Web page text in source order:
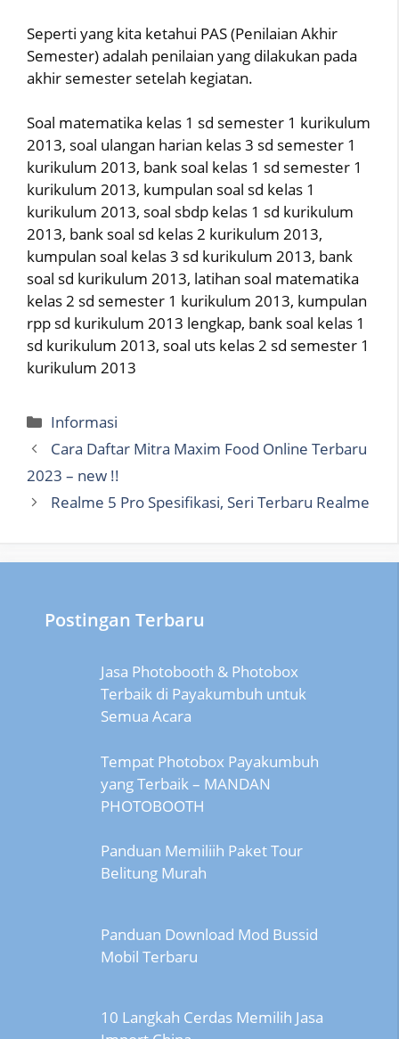
Seperti yang kita ketahui PAS (Penilaian Akhir
Semester) adalah penilaian yang dilakukan pada
akhir semester setelah kegiatan.
Soal matematika kelas 1 sd semester 1 kurikulum
2013, soal ulangan harian kelas 3 sd semester 1
kurikulum 2013, bank soal kelas 1 sd semester 1
kurikulum 2013, kumpulan soal sd kelas 1
kurikulum 2013, soal sbdp kelas 1 sd kurikulum
2013, bank soal sd kelas 2 kurikulum 2013,
kumpulan soal kelas 3 sd kurikulum 2013, bank
soal sd kurikulum 2013, latihan soal matematika
kelas 2 sd semester 1 kurikulum 2013, kumpulan
rpp sd kurikulum 2013 lengkap, bank soal kelas 1
sd kurikulum 2013, soal uts kelas 2 sd semester 1
kurikulum 2013
Categories
Informasi
Cara Daftar Mitra Maxim Food Online Terbaru
2023 – new !!
Realme 5 Pro Spesifikasi, Seri Terbaru Realme
Postingan Terbaru
Jasa Photobooth & Photobox
Terbaik di Payakumbuh untuk
Semua Acara
Tempat Photobox Payakumbuh
yang Terbaik – MANDAN
PHOTOBOOTH
Panduan Memiliih Paket Tour
Belitung Murah
Panduan Download Mod Bussid
Mobil Terbaru
10 Langkah Cerdas Memilih Jasa